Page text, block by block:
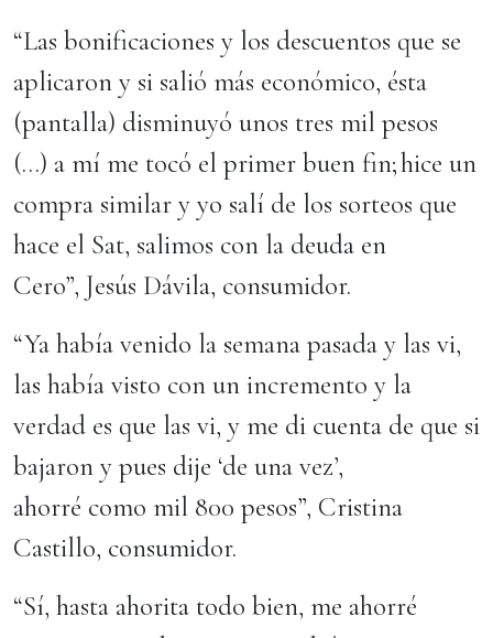
“Las bonificaciones y los descuentos que se
aplicaron y si salió más económico, ésta
(pantalla) disminuyó unos tres mil pesos
(…) a mí me tocó el primer buen fin; hice un
compra similar y yo salí de los sorteos que
hace el Sat, salimos con la deuda en
Cero”, Jesús Dávila, consumidor.
“Ya había venido la semana pasada y las vi,
las había visto con un incremento y la
verdad es que las vi, y me di cuenta de que si
bajaron y pues dije ‘de una vez’,
ahorré como mil 800 pesos”, Cristina
Castillo, consumidor.
“Sí, hasta ahorita todo bien, me ahorré